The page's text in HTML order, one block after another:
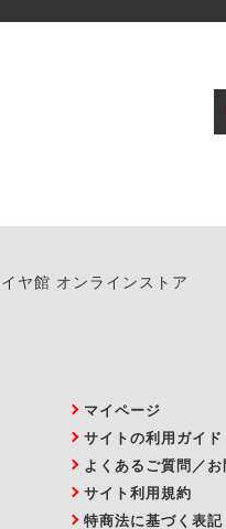
やむを得ない事由により
ヤ館 オンラインストア
マイページ
サイトの利用ガイド
よくあるご質問／お
サイト利用規約
特商法に基づく表記